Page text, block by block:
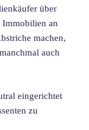
über
Immobilien an
machen,
auch
eingerichtet
zu